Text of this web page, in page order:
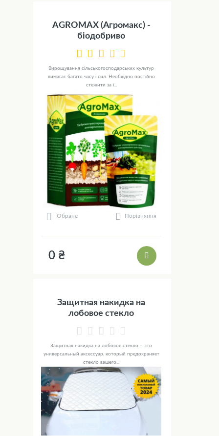
AGROMAX (Агромакс) -
біодобриво
Вирощування сільськогосподарських культур
вимагає багато часу і сил. Необхідно постійно
стежити за ї...
Обране Порівняння
0 ₴
Защитная накидка на
лобовое стекло
Защитная накидка на лобовое стекло – это
универсальный аксессуар, который предохраняет
стекло вашего...